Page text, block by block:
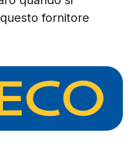
fornitore